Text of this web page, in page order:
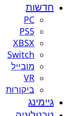
חדשות
PC
PS5
XBSX
Switch
מובייל
VR
ביקורות
גיימינג